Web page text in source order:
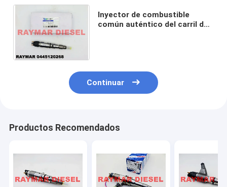
Inyector de combustible
común auténtico del carril de
Continuar
Productos Recomendados